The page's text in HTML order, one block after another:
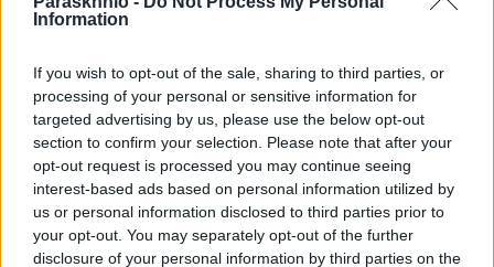
Information
If you wish to opt-out of the sale, sharing to third parties, or
processing of your personal or sensitive information for
targeted advertising by us, please use the below opt-out
section to confirm your selection. Please note that after your
opt-out request is processed you may continue seeing
interest-based ads based on personal information utilized by
us or personal information disclosed to third parties prior to
your opt-out. You may separately opt-out of the further
disclosure of your personal information by third parties on the